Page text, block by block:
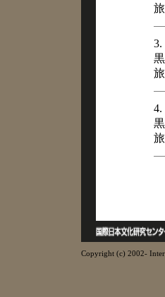
3.
4.
Copyright (c) 2002-